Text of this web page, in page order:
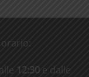
alle 12:30 e dalle